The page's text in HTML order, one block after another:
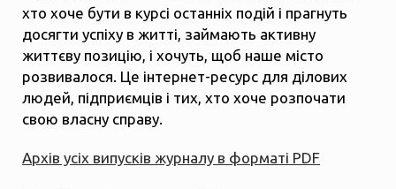
хто хоче бути в курсі останніх подій і прагнуть
досягти успіху в житті, займають активну
життєву позицію, і хочуть, щоб наше місто
розвивалося. Це інтернет-ресурс для ділових
людей, підприємців і тих, хто хоче розпочати
свою власну справу.
Архів усіх випусків журналу в форматі PDF